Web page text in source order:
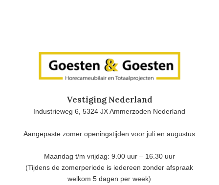
Vestiging Nederland
Industrieweg 6, 5324 JX Ammerzoden Nederland
Aangepaste zomer openingstijden voor juli en augustus
Maandag t/m vrijdag: 9.00 uur – 16.30 uur
(Tijdens de zomerperiode is iedereen zonder afspraak
welkom 5 dagen per week)